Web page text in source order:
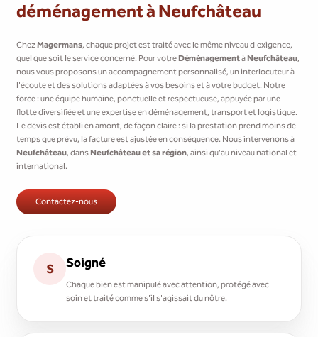
déménagement à Neufchâteau
ChezMagermans, chaque projet est traité avec le même niveau d'exigence,
quel que soit le service concerné. Pour votreDéménagementàNeufchâteau,
nous vous proposons un accompagnement personnalisé, un interlocuteur à
l'écoute et des solutions adaptées à vos besoins et à votre budget. Notre
force : une équipe humaine, ponctuelle et respectueuse, appuyée par une
flotte diversifiée et une expertise en déménagement, transport et logistique.
Le devis est établi en amont, de façon claire : si la prestation prend moins de
temps que prévu, la facture est ajustée en conséquence. Nous intervenons à
Neufchâteau, dansNeufchâteau et sa région, ainsi qu'au niveau national et
international.
Contactez-nous
S Soigné
Chaque bien est manipulé avec attention, protégé avec
soin et traité comme s'il s'agissait du nôtre.